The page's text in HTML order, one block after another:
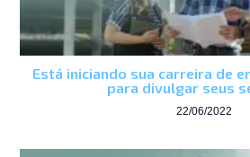
Está iniciando sua carreira de
para divulgar seus
22/06/2022